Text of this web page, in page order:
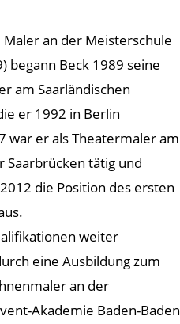
an der Meisterschule
begann Beck 1989 seine
am Saarländischen
er 1992 in Berlin
war er als Theatermaler am
Saarbrücken tätig und
die Position des ersten
weiter
eine Ausbildung zum
an der
Akademie Baden-Baden